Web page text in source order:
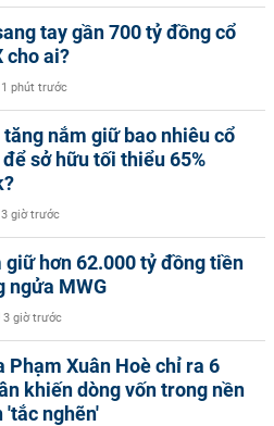
tay gần 700 tỷ đồng cổ
cho ai?
1 phút trước
tăng nắm giữ bao nhiêu cổ
để sở hữu tối thiểu 65%
3 giờ trước
giữ hơn 62.000 tỷ đồng tiền
ngửa MWG
3 giờ trước
Phạm Xuân Hoè chỉ ra 6
khiến dòng vốn trong nền
'tắc nghẽn'